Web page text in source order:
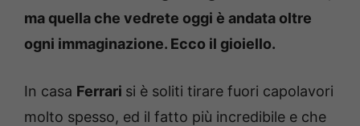
ma quella che vedrete oggi è andata oltre
ogni immaginazione. Ecco il gioiello.
In casa Ferrari si è soliti tirare fuori capolavori
molto spesso, ed il fatto più incredibile e che